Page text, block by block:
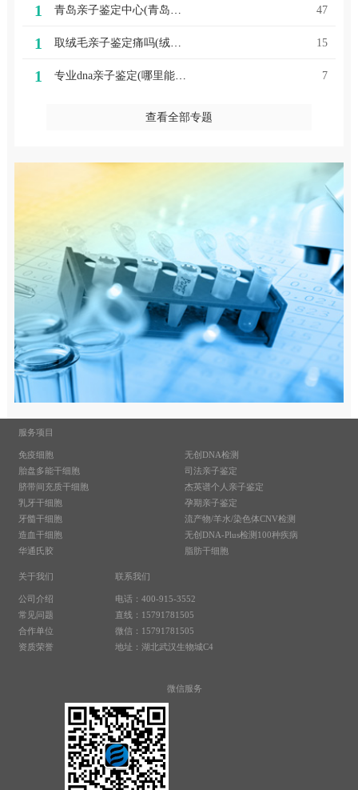
1 47
1 取绒毛亲子鉴定痛吗(绒毛穿刺亲子鉴定) 15
1 专业dna亲子鉴定(哪里能做dna亲子鉴定) 7
查看全部专题
服务项目
免疫细胞
胎盘多能干细胞
脐带间充质干细胞
乳牙干细胞
牙髓干细胞
造血干细胞
华通氏胶
无创DNA检测
司法亲子鉴定
杰英谱个人亲子鉴定
孕期亲子鉴定
流产物/羊水/染色体CNV检测
无创DNA-Plus检测100种疾病
脂肪干细胞
关于我们
公司介绍
常见问题
合作单位
资质荣誉
联系我们
电话：400-915-3552
直线：15791781505
微信：15791781505
地址：湖北武汉生物城C4
微信服务